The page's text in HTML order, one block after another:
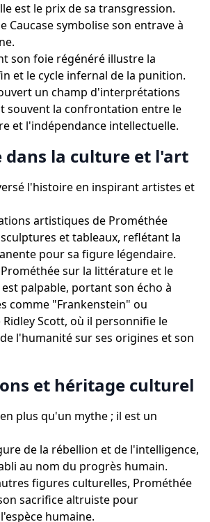
est le prix de sa transgression.
Caucase symbolise son entrave à
son foie régénéré illustre la
et le cycle infernal de la punition.
un champ d'interprétations
souvent la confrontation entre le
et l'indépendance intellectuelle.
dans la culture et l'art
l'histoire en inspirant artistes et
artistiques de Prométhée
et tableaux, reflétant la
pour sa figure légendaire.
sur la littérature et le
palpable, portant son écho à
comme "Frankenstein" ou
Scott, où il personnifie le
l'humanité sur ses origines et son
et héritage culturel
plus qu'un mythe ; il est un
de la rébellion et de l'intelligence,
au nom du progrès humain.
figures culturelles, Prométhée
sacrifice altruiste pour
humaine.